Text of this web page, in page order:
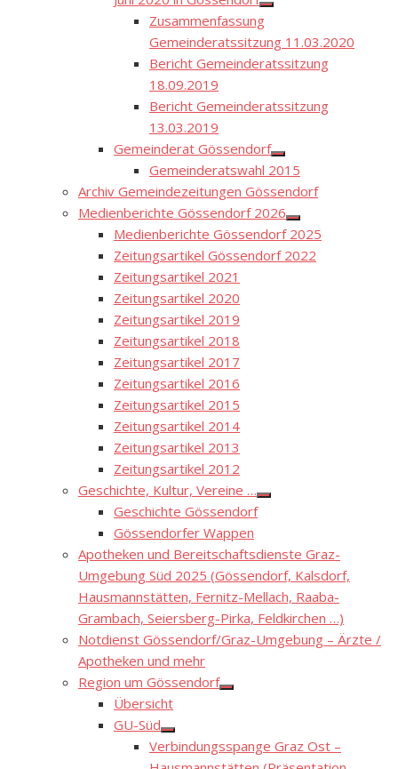
Show
menu
Zusammenfassung
Gemeinderatssitzung 11.03.2020
Bericht Gemeinderatssitzung
18.09.2019
Bericht Gemeinderatssitzung
13.03.2019
Gemeinderat Gössendorf
Show
sub
menu
Gemeinderatswahl 2015
Archiv Gemeindezeitungen Gössendorf
Medienberichte Gössendorf 2026
Show
sub
menu
Medienberichte Gössendorf 2025
Zeitungsartikel Gössendorf 2022
Zeitungsartikel 2021
Zeitungsartikel 2020
Zeitungsartikel 2019
Zeitungsartikel 2018
Zeitungsartikel 2017
Zeitungsartikel 2016
Zeitungsartikel 2015
Zeitungsartikel 2014
Zeitungsartikel 2013
Zeitungsartikel 2012
Geschichte, Kultur, Vereine …
Show
Geschichte Gössendorf
Gössendorfer Wappen
Apotheken und Bereitschaftsdienste Graz-
Umgebung Süd 2025 (Gössendorf, Kalsdorf,
Hausmannstätten, Fernitz-Mellach, Raaba-
Grambach, Seiersberg-Pirka, Feldkirchen …)
Notdienst Gössendorf/Graz-Umgebung – Ärzte /
Apotheken und mehr
Region um Gössendorf
Show
Übersicht
GU-Süd
Show
sub
menu
Verbindungsspange Graz Ost –